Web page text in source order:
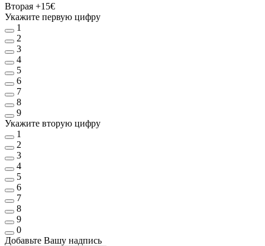
Вторая +15€
Укажите первую цифру
1
2
3
4
5
6
7
8
9
Укажите вторую цифру
1
2
3
4
5
6
7
8
9
0
Добавьте Вашу надпись